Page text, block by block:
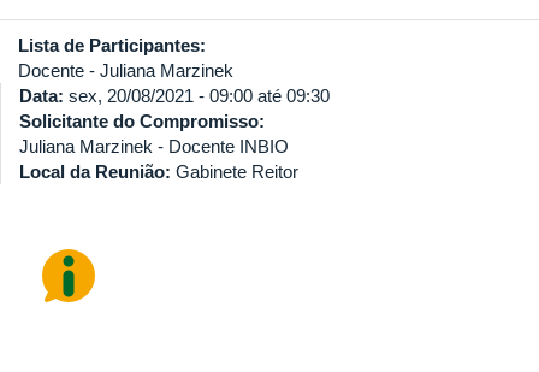
Lista de Participantes:
Docente - Juliana Marzinek
Data: sex, 20/08/2021 - 09:00 até 09:30
Solicitante do Compromisso:
Juliana Marzinek - Docente INBIO
Local da Reunião: Gabinete Reitor